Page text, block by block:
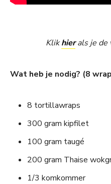
Klikhierals je de
Wat heb je nodig? (8
8 tortillawraps
300 gram kipfilet
100 gram taugé
200 gram Thaise
1/3 komkommer